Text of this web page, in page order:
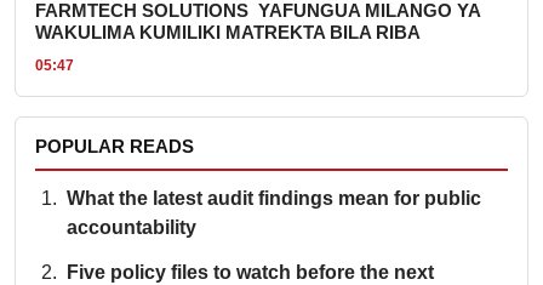
FARMTECH SOLUTIONS YAFUNGUA MILANGO YA
WAKULIMA KUMILIKI MATREKTA BILA RIBA
05:47
POPULAR READS
What the latest audit findings mean for public
accountability
Five policy files to watch before the next